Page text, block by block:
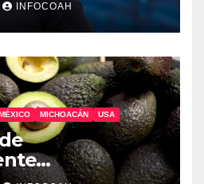
INFOCOAH
MICHOACÁN USA
de aguacate